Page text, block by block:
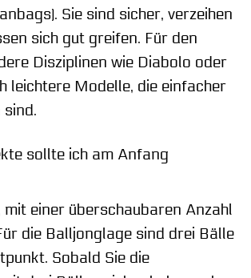
Sie sind sicher, verzeihen
sich gut greifen. Für den
Disziplinen wie Diabolo oder
leichtere Modelle, die einfacher
sind.
sollte ich am Anfang
einer überschaubaren Anzahl
die Balljonglage sind drei Bälle
Sobald Sie die